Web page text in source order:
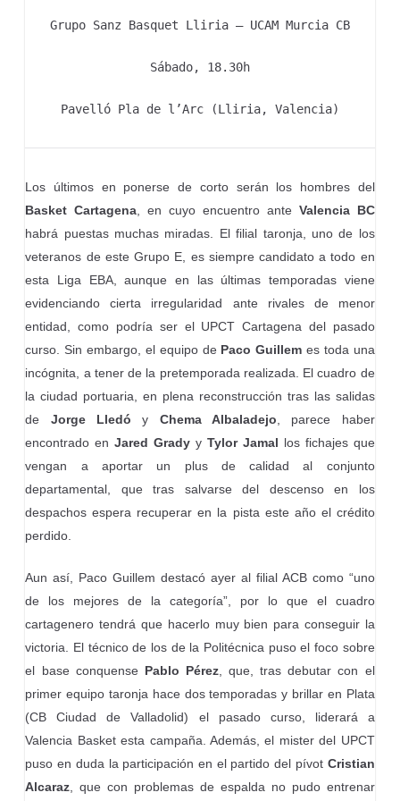
Grupo Sanz Basquet Lliria – UCAM Murcia CB
Sábado, 18.30h
Pavelló Pla de l’Arc (Lliria, Valencia)
Los últimos en ponerse de corto serán los hombres del
Basket Cartagena , en cuyo encuentro ante Valencia BC
habrá puestas muchas miradas. El filial taronja, uno de los
veteranos de este Grupo E, es siempre candidato a todo en
esta Liga EBA, aunque en las últimas temporadas viene
evidenciando cierta irregularidad ante rivales de menor
entidad, como podría ser el UPCT Cartagena del pasado
curso. Sin embargo, el equipo de Paco Guillem es toda una
incógnita, a tener de la pretemporada realizada. El cuadro de
la ciudad portuaria, en plena reconstrucción tras las salidas
de Jorge Lledó y Chema Albaladejo , parece haber
encontrado enJared Grady y Tylor Jamal los fichajes que
vengan a aportar un plus de calidad al conjunto
departamental, que tras salvarse del descenso en los
despachos espera recuperar en la pista este año el crédito
perdido.
Aun así, Paco Guillem destacó ayer al filial ACB como “uno
de los mejores de la categoría”, por lo que el cuadro
cartagenero tendrá que hacerlo muy bien para conseguir la
victoria. El técnico de los de la Politécnica puso el foco sobre
el base conquense Pablo Pérez, que, tras debutar con el
primer equipo taronja hace dos temporadas y brillar en Plata
(CB Ciudad de Valladolid) el pasado curso, liderará a
Valencia Basket esta campaña. Además, el mister del UPCT
puso en duda la participación en el partido del pívot Cristian
Alcaraz , que con problemas de espalda no pudo entrenar